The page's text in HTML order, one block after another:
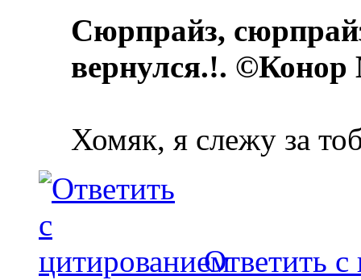
Сюрпрайз,
вернулся.!.
Хомяк, я слежу за
Ответить с